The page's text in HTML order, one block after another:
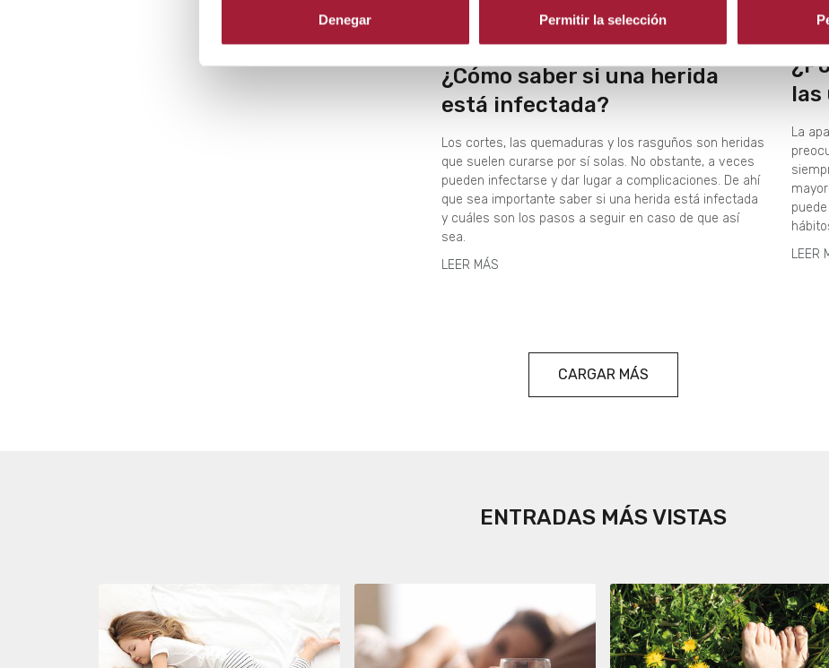
Denegar Permitir la selección
las
La
LEER
¿Cómo saber si una herida
está infectada?
Los cortes, las quemaduras y los rasguños son heridas
que suelen curarse por sí solas. No obstante, a veces
pueden infectarse y dar lugar a complicaciones. De ahí
que sea importante saber si una herida está infectada
y cuáles son los pasos a seguir en caso de que así
sea.
LEER MÁS
CARGAR MÁS
ENTRADAS MÁS VISTAS